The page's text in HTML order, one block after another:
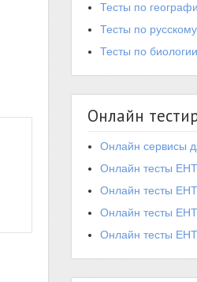
Тесты по
Тесты по
Тесты по биологии
Онлайн
Онлайн сервисы
Онлайн тесты ЕНТ
Онлайн тесты
Онлайн тесты
Онлайн тесты